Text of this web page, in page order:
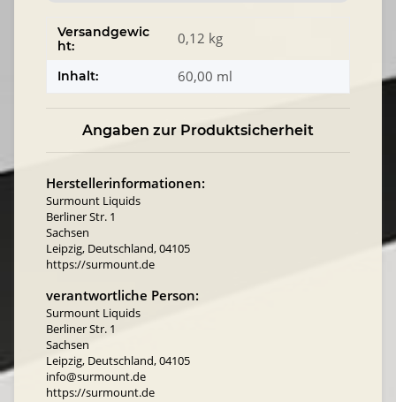
Versandgewic
ht:
0,12 kg
Inhalt: 60,00 ml
Angaben zur Produktsicherheit
Herstellerinformationen:
Surmount Liquids
Berliner Str. 1
Sachsen
Leipzig, Deutschland, 04105
https://surmount.de
verantwortliche Person:
Surmount Liquids
Berliner Str. 1
Sachsen
Leipzig, Deutschland, 04105
info@surmount.de
https://surmount.de